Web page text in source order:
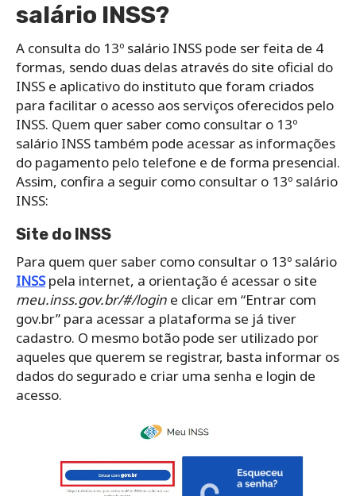
salário INSS?
A consulta do 13º salário INSS pode ser feita de 4
formas, sendo duas delas através do site oficial do
INSS e aplicativo do instituto que foram criados
para facilitar o acesso aos serviços oferecidos pelo
INSS. Quem quer saber como consultar o 13º
salário INSS também pode acessar as informações
do pagamento pelo telefone e de forma presencial.
Assim, confira a seguir como consultar o 13º salário
INSS:
Site do INSS
Para quem quer saber como consultar o 13º salário
INSSpela internet, a orientação é acessar o site
meu.inss.gov.br/#/login e clicar em “Entrar com
gov.br” para acessar a plataforma se já tiver
cadastro. O mesmo botão pode ser utilizado por
aqueles que querem se registrar, basta informar os
dados do segurado e criar uma senha e login de
acesso.